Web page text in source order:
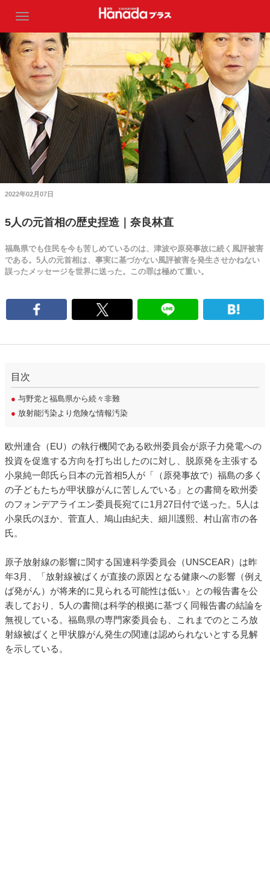
2022年02月07日
5人の元首相の歴史捏造｜奈良林直
福島県でも住民を今も苦しめているのは、津波や原発事故に続く風評被害
である。5人の元首相は、事実に基づかない風評被害を発生させかねない
誤ったメッセージを世界に送った。この罪は極めて重い。
目次
● 与野党と福島県から続々非難
● 放射能汚染より危険な情報汚染
欧州連合（EU）の執行機関である欧州委員会が原子力発電への
投資を促進する方向を打ち出したのに対し、脱原発を主張する
小泉純一郎氏ら日本の元首相5人が「（原発事故で）福島の多く
の子どもたちが甲状腺がんに苦しんでいる」との書簡を欧州委
のフォンデアライエン委員長宛てに1月27日付で送った。5人は
小泉氏のほか、菅直人、鳩山由紀夫、細川護熙、村山富市の各
氏。
原子放射線の影響に関する国連科学委員会（UNSCEAR）は昨
年3月、「放射線被ばくが直接の原因となる健康への影響（例え
ば発がん）が将来的に見られる可能性は低い」との報告書を公
表しており、5人の書簡は科学的根拠に基づく同報告書の結論を
無視している。福島県の専門家委員会も、これまでのところ放
射線被ばくと甲状腺がん発生の関連は認められないとする見解
を示している。